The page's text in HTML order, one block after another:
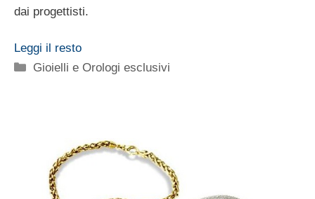
dai progettisti.
Leggi il resto
Categorie
Gioielli e Orologi esclusivi